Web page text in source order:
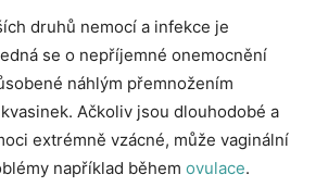
druhů nemocí a infekce je
se o nepříjemné onemocnění
náhlým přemnožením
Ačkoliv jsou dlouhodobé a
extrémně vzácné, může vaginální
například během ovulace.